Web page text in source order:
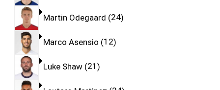
Martin Odegaard 24
Marco Asensio 12
Luke Shaw 21